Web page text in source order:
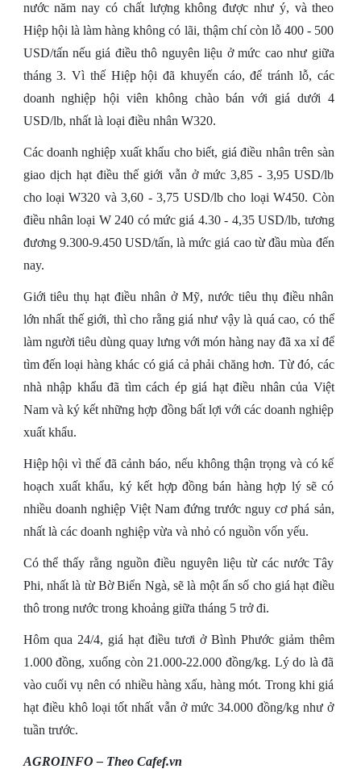
nước năm nay có chất lượng không được như ý, và theo
Hiệp hội là làm hàng không có lãi, thậm chí còn lỗ 400 - 500
USD/tấn nếu giá điều thô nguyên liệu ở mức cao như giữa
tháng 3. Vì thế Hiệp hội đã khuyến cáo, để tránh lỗ, các
doanh nghiệp hội viên không chào bán với giá dưới 4
USD/lb, nhất là loại điều nhân W320.
Các doanh nghiệp xuất khẩu cho biết, giá điều nhân trên sàn
giao dịch hạt điều thế giới vẫn ở mức 3,85 - 3,95 USD/lb
cho loại W320 và 3,60 - 3,75 USD/lb cho loại W450. Còn
điều nhân loại W 240 có mức giá 4.30 - 4,35 USD/lb, tương
đương 9.300-9.450 USD/tấn, là mức giá cao từ đầu mùa đến
nay.
Giới tiêu thụ hạt điều nhân ở Mỹ, nước tiêu thụ điều nhân
lớn nhất thế giới, thì cho rằng giá như vậy là quá cao, có thể
làm người tiêu dùng quay lưng với món hàng nay đã xa xỉ để
tìm đến loại hàng khác có giá cả phải chăng hơn. Từ đó, các
nhà nhập khẩu đã tìm cách ép giá hạt điều nhân của Việt
Nam và ký kết những hợp đồng bất lợi với các doanh nghiệp
xuất khẩu.
Hiệp hội vì thế đã cảnh báo, nếu không thận trọng và có kế
hoạch xuất khẩu, ký kết hợp đồng bán hàng hợp lý sẽ có
nhiều doanh nghiệp Việt Nam đứng trước nguy cơ phá sản,
nhất là các doanh nghiệp vừa và nhỏ có nguồn vốn yếu.
Có thể thấy rằng nguồn điều nguyên liệu từ các nước Tây
Phi, nhất là từ Bờ Biển Ngà, sẽ là một ẩn số cho giá hạt điều
thô trong nước trong khoảng giữa tháng 5 trở đi.
Hôm qua 24/4, giá hạt điều tươi ở Bình Phước giảm thêm
1.000 đồng, xuống còn 21.000-22.000 đồng/kg. Lý do là đã
vào cuối vụ nên có nhiều hàng xấu, hàng mót. Trong khi giá
hạt điều khô loại tốt nhất vẫn ở mức 34.000 đồng/kg như ở
tuần trước.
AGROINFO – Theo Cafef.vn